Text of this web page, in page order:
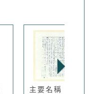
主要名稱：花岡二郞